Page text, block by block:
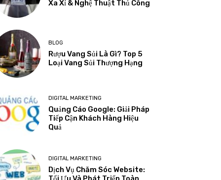
Xa Xỉ & Nghệ Thuật Thủ Công
BLOG
Rượu Vang Sủi Là Gì? Top 5
Loại Vang Sủi Thượng Hạng
DIGITAL MARKETING
Quảng Cáo Google: Giải Pháp
Tiếp Cận Khách Hàng Hiệu
Quả
DIGITAL MARKETING
Dịch Vụ Chăm Sóc Website: